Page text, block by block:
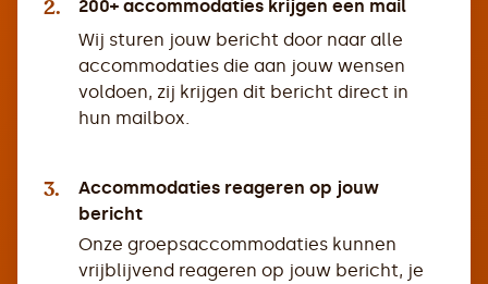
2.
200+ accommodaties krijgen een mail
Wij sturen jouw bericht door naar alle
accommodaties die aan jouw wensen
voldoen, zij krijgen dit bericht direct in
hun mailbox.
3.
Accommodaties reageren op jouw
bericht
Onze groepsaccommodaties kunnen
vrijblijvend reageren op jouw bericht, je